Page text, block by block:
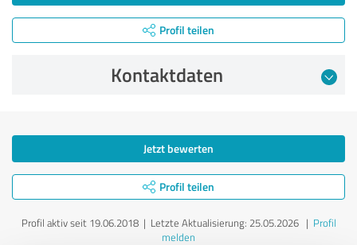
Profil teilen
Kontaktdaten
Jetzt bewerten
Profil teilen
Profil aktiv seit 19.06.2018 | Letzte Aktualisierung: 25.05.2026| Profil
melden